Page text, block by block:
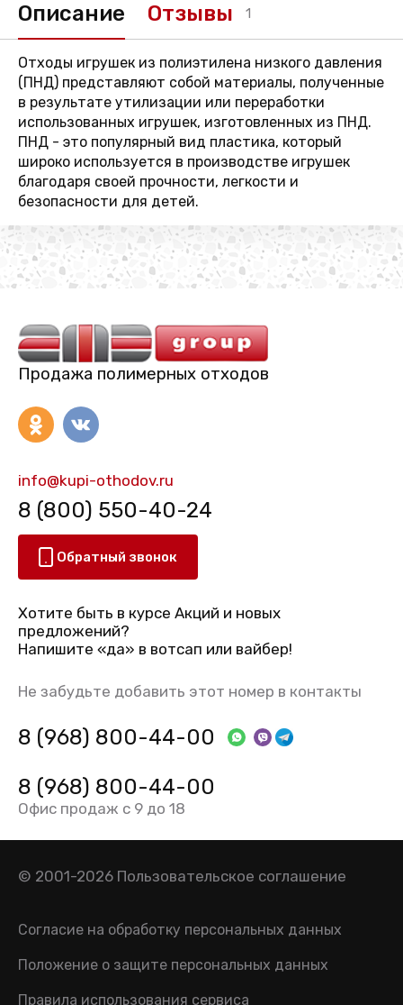
Описание Отзывы 1
Отходы игрушек из полиэтилена низкого давления
(ПНД) представляют собой материалы, полученные
в результате утилизации или переработки
использованных игрушек, изготовленных из ПНД.
ПНД - это популярный вид пластика, который
широко используется в производстве игрушек
благодаря своей прочности, легкости и
безопасности для детей.
Продажа полимерных отходов
info@kupi-othodov.ru
8 (800) 550-40-24
Обратный звонок
Хотите быть в курсе Акций и новых
предложений?
Напишите «да» в вотсап или вайбер!
Не забудьте добавить этот номер в контакты
8 (968) 800-44-00
8 (968) 800-44-00
Офис продаж с 9 до 18
© 2001-2026 Пользовательское соглашение
Согласие на обработку персональных данных
Положение о защите персональных данных
Правила использования сервиса